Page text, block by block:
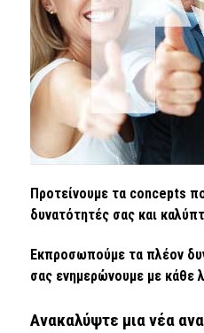
Προτείνουμε τα concepts
δυνατότητές σας και
Εκπροσωπούμε τα πλέον
σας ενημερώνουμε με κάθε
Ανακαλύψτε μια νέα